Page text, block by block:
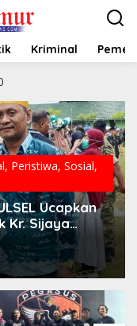
Kriminal
, Peristiwa, Sosial,
Ucapkan
Kr. Sijaya
Sebagai